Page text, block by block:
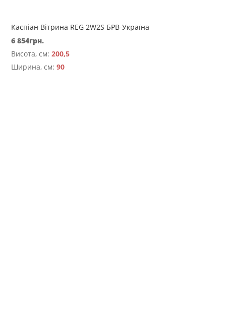
Каспіан Вітрина REG 2W2S БРВ-Україна
6 854грн.
Висота, см:200,5
Ширина, см:90